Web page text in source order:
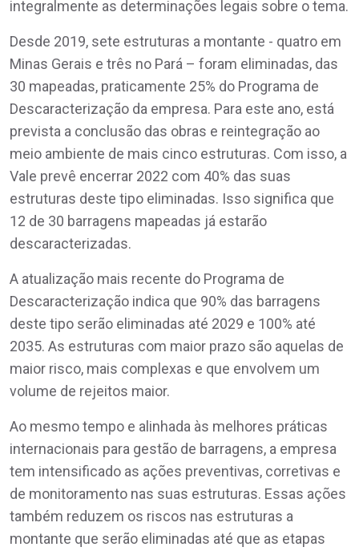
integralmente as determinações legais sobre o tema.
Desde 2019, sete estruturas a montante - quatro em
Minas Gerais e três no Pará – foram eliminadas, das
30 mapeadas, praticamente 25% do Programa de
Descaracterização da empresa. Para este ano, está
prevista a conclusão das obras e reintegração ao
meio ambiente de mais cinco estruturas. Com isso, a
Vale prevê encerrar 2022 com 40% das suas
estruturas deste tipo eliminadas. Isso significa que
12 de 30 barragens mapeadas já estarão
descaracterizadas.
A atualização mais recente do Programa de
Descaracterização indica que 90% das barragens
deste tipo serão eliminadas até 2029 e 100% até
2035. As estruturas com maior prazo são aquelas de
maior risco, mais complexas e que envolvem um
volume de rejeitos maior.
Ao mesmo tempo e alinhada às melhores práticas
internacionais para gestão de barragens, a empresa
tem intensificado as ações preventivas, corretivas e
de monitoramento nas suas estruturas. Essas ações
também reduzem os riscos nas estruturas a
montante que serão eliminadas até que as etapas